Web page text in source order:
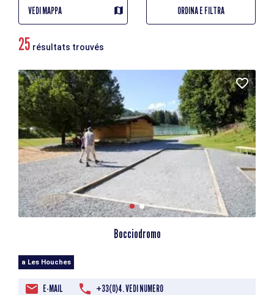
VEDI MAPPA ORDINA E FILTRA
25 résultats trouvés
Bocciodromo
a Les Houches
E-MAIL +33(0)4. VEDI NUMERO